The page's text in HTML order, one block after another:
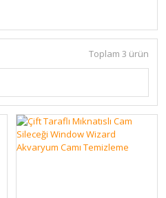
Toplam 3 ürün